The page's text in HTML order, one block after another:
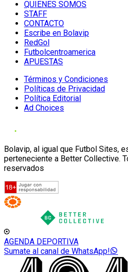
QUIENES SOMOS
STAFF
CONTACTO
Escribe en Bolavip
RedGol
Futbolcentroamerica
APUESTAS
Términos y Condiciones
Políticas de Privacidad
Política Editorial
Ad Choices
Bolavip, al igual que Futbol Sites,
perteneciente a Better Collective.
reservados
AGENDA DEPORTIVA
Sumate al canal de WhatsApp!